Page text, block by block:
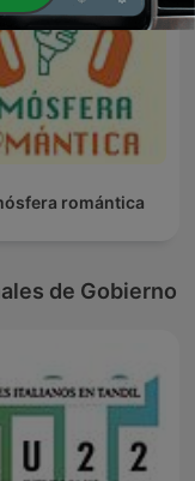
romántica
de Gobierno